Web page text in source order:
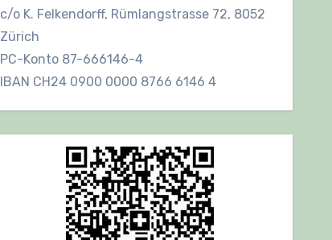
c/o K. Felkendorff, Rümlangstrasse 72, 8052
Zürich
PC-Konto 87-666146-4
IBAN CH24 0900 0000 8766 6146 4